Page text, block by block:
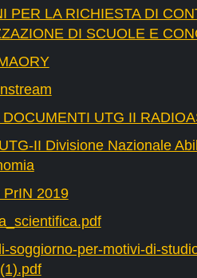
PER LA RICHIESTA DI
DI SCUOLE E
DOCUMENTI UTG II
II Divisione Nazionale
PrIN 2019
soggiorno-per-motivi-di-